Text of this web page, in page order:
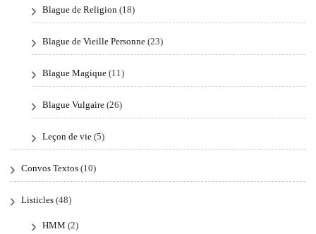
Blague de Religion (18)
Blague de Vieille Personne (23)
Blague Magique (11)
Blague Vulgaire (26)
Leçon de vie (5)
Convos Textos (10)
Listicles (48)
HMM (2)